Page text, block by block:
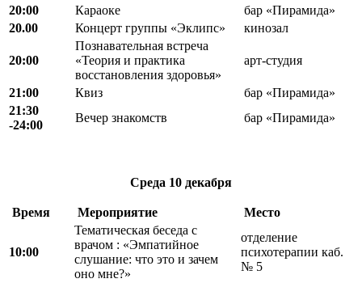
20:00
Караоке
бар «Пирамида»
20.00
Концерт группы «Эклипс» кинозал
20:00
Познавательная встреча
«Теория и практика
восстановления здоровья»
арт-студия
21:00 Квиз
бар «Пирамида»
21:30
-24:00
Вечер знакомств бар «Пирамида»
Среда 10 декабря
Время Мероприятие Место
10:00
Тематическая беседа с
врачом : «Эмпатийное
слушание: что это и зачем
оно мне?»
отделение
психотерапии каб.
№ 5